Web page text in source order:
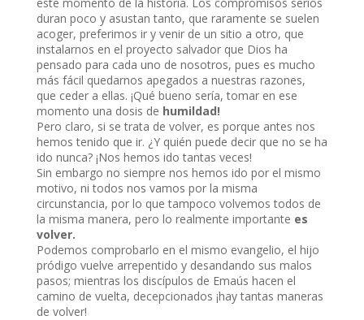
duran poco y asustan tanto, que raramente se suelen
acoger, preferimos ir y venir de un sitio a otro, que
instalarnos en el proyecto salvador que Dios ha
pensado para cada uno de nosotros, pues es mucho
más fácil quedarnos apegados a nuestras razones,
que ceder a ellas. ¡Qué bueno sería, tomar en ese
momento una dosis de humildad!
Pero claro, si se trata de volver, es porque antes nos
hemos tenido que ir. ¿Y quién puede decir que no se ha
ido nunca? ¡Nos hemos ido tantas veces!
Sin embargo no siempre nos hemos ido por el mismo
motivo, ni todos nos vamos por la misma
circunstancia, por lo que tampoco volvemos todos de
la misma manera, pero lo realmente importante es
volver.
Podemos comprobarlo en el mismo evangelio, el hijo
pródigo vuelve arrepentido y desandando sus malos
pasos; mientras los discípulos de Emaús hacen el
camino de vuelta, decepcionados ¡hay tantas maneras
de volver!